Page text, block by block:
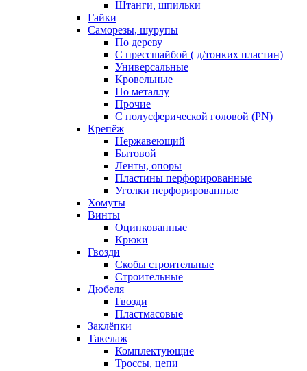
Штанги, шпильки
Гайки
Саморезы, шурупы
По дереву
С прессшайбой ( д/тонких пластин)
Универсальные
Кровельные
По металлу
Прочие
С полусферической головой (PN)
Крепёж
Нержавеющий
Бытовой
Ленты, опоры
Пластины перфорированные
Уголки перфорированные
Хомуты
Винты
Оцинкованные
Крюки
Гвозди
Скобы строительные
Строительные
Дюбеля
Гвозди
Пластмасовые
Заклёпки
Такелаж
Комплектующие
Троссы, цепи